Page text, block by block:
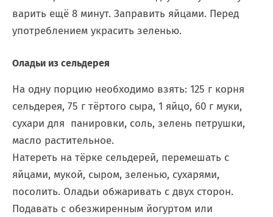
варить ещё 8 минут. Заправить яйцами. Перед
употреблением украсить зеленью.
Оладьи из сельдерея
На одну порцию необходимо взять: 125 г корня
сельдерея, 75 г тёртого сыра, 1 яйцо, 60 г муки,
сухари для панировки, соль, зелень петрушки,
масло растительное.
Натереть на тёрке сельдерей, перемешать с
яйцами, мукой, сыром, зеленью, сухарями,
посолить. Оладьи обжаривать с двух сторон.
Подавать с обезжиренным йогуртом или